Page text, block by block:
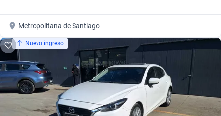
Metropolitana de Santiago
Nuevo ingreso